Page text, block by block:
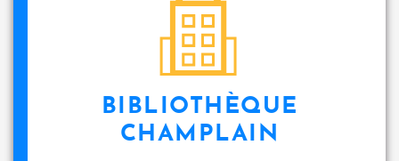
BIBLIOTHÈQUE
CHAMPLAIN